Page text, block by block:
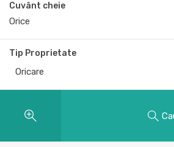
Cuvânt cheie
Tip Proprietate
Oricare